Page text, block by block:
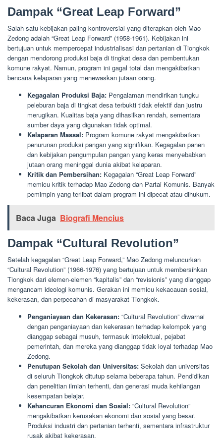
Dampak “Great Leap Forward”
Salah satu kebijakan paling kontroversial yang diterapkan oleh Mao
Zedong adalah “Great Leap Forward” (1958-1961). Kebijakan ini
bertujuan untuk mempercepat industrialisasi dan pertanian di Tiongkok
dengan mendorong produksi baja di tingkat desa dan pembentukan
komune rakyat. Namun, program ini gagal total dan mengakibatkan
bencana kelaparan yang menewaskan jutaan orang.
Kegagalan Produksi Baja: Pengalaman mendirikan tungku
peleburan baja di tingkat desa terbukti tidak efektif dan justru
merugikan. Kualitas baja yang dihasilkan rendah, sementara
sumber daya yang digunakan tidak optimal.
Kelaparan Massal: Program komune rakyat mengakibatkan
penurunan produksi pangan yang signifikan. Kegagalan panen
dan kebijakan pengumpulan pangan yang keras menyebabkan
jutaan orang meninggal dunia akibat kelaparan.
Kritik dan Pembersihan: Kegagalan “Great Leap Forward”
memicu kritik terhadap Mao Zedong dan Partai Komunis. Banyak
pemimpin yang terlibat dalam program ini dipecat atau dihukum.
Baca Juga Biografi Mencius
Dampak “Cultural Revolution”
Setelah kegagalan “Great Leap Forward,” Mao Zedong meluncurkan
“Cultural Revolution” (1966-1976) yang bertujuan untuk membersihkan
Tiongkok dari elemen-elemen “kapitalis” dan “revisionis” yang dianggap
mengancam ideologi komunis. Gerakan ini memicu kekacauan sosial,
kekerasan, dan perpecahan di masyarakat Tiongkok.
Penganiayaan dan Kekerasan: “Cultural Revolution” diwarnai
dengan penganiayaan dan kekerasan terhadap kelompok yang
dianggap sebagai musuh, termasuk intelektual, pejabat
pemerintah, dan mereka yang dianggap tidak loyal terhadap Mao
Zedong.
Penutupan Sekolah dan Universitas: Sekolah dan universitas
di seluruh Tiongkok ditutup selama beberapa tahun. Pendidikan
dan penelitian ilmiah terhenti, dan generasi muda kehilangan
kesempatan belajar.
Kehancuran Ekonomi dan Sosial: “Cultural Revolution”
mengakibatkan kerusakan ekonomi dan sosial yang besar.
Produksi industri dan pertanian terhenti, sementara infrastruktur
rusak akibat kekerasan.